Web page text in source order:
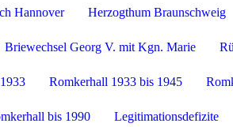
Hannover Herzogthum Braunschweig
Briewechsel Georg V. mit Kgn. Marie
Romkerhall 1933 bis 1945
bis 1990 Legitimationsdefizite